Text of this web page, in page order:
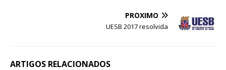
PRÓXIMO
UESB 2017 resolvida
ARTIGOS RELACIONADOS